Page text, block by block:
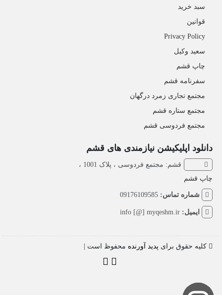
سبد خرید
قوانین
Privacy Policy
سعید وکیل
چاپ قشم
سفرنامه قشم
مجتمع تجاری زمرد درگهان
مجتمع ستاره قشم
مجتمع فردوسی قشم
دانلود اپلیکیشن نیازمندی های قشم
قشم: مجتمع فردوسی ، پلاک 1001 ،
چاپ قشم
شماره تماس:09176109585
ایمیل:info [@] myqeshm.ir
کلیه حقوق برای پدید آورنده محفوظ است |